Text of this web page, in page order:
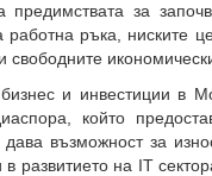
за
ръка, ниските
и инвестиции в
който
възможност за
развитието на IT